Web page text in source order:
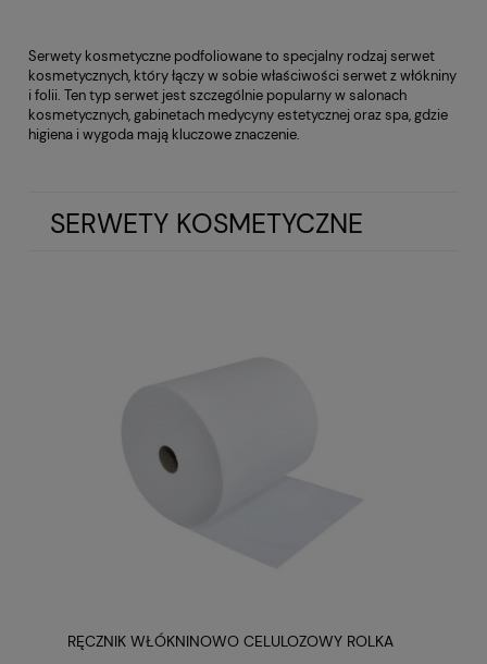
Serwety kosmetyczne podfoliowane to specjalny rodzaj serwet
kosmetycznych, który łączy w sobie właściwości serwet z włókniny
i folii. Ten typ serwet jest szczególnie popularny w salonach
kosmetycznych, gabinetach medycyny estetycznej oraz spa, gdzie
higiena i wygoda mają kluczowe znaczenie.
SERWETY KOSMETYCZNE
RĘCZNIK WŁÓKNINOWO CELULOZOWY ROLKA